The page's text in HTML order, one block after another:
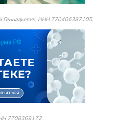
Геннадьевич, ИНН 770406387105,
7708369172